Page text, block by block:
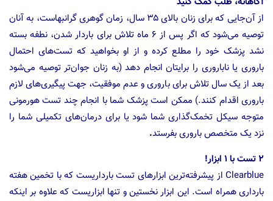
از آن‌جایی که برای زنان بالای ۳۵ سال، زمان گوهری گرانبهاست، به آنان
توصیه می‌شود که اگر پس از ۶ ماه تلاش برای باردار شدن، نطفه بسته
نشد پزشک خود را مطلع کرده و از او بخواهید که تست‌های احتمال
باروری یا ناباروری را برایتان انجام دهد (به زنان جوان‌تر توصیه می‌شود
بعد از یک سال تلاش برای باروری و عدم موفقیت، جهت پیگیری‌های لازم
باروری اقدام کنند.) ممکن است پزشک شما با انجام چند تست هورمونی
متوجه سیکل تخمک‌گذاری شما شود یا برای درمان‌های تکمیلی شما را
نزد یک متخصص باروری بفرستد.
۲ تست با ۱ ابزار!
Clearblue از پیشرفته‌ترین ابزارهای تست بارداریست که با تخمین هفته
بارداری همراه است. این ابزار نخستین و تنها ابزاریست که علاوه بر اینکه